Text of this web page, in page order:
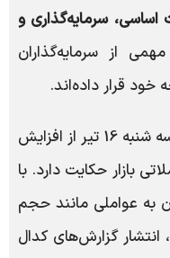
اساسی، سرمایه‌گذاری و
از سرمایه‌گذاران
خود قرار داده‌اند.
در مجموع، داده‌های معاملات روز سه شنبه 16 تیر از افزایش
بازار حکایت دارد. با
به عواملی مانند حجم
انتشار گزارش‌های کدال